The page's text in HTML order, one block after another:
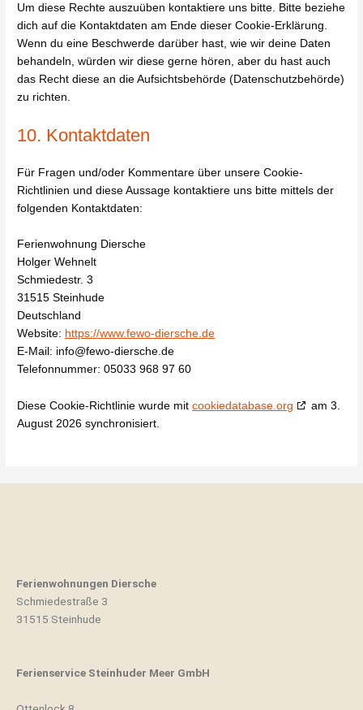
Um diese Rechte auszuüben kontaktiere uns bitte. Bitte beziehe
dich auf die Kontaktdaten am Ende dieser Cookie-Erklärung.
Wenn du eine Beschwerde darüber hast, wie wir deine Daten
behandeln, würden wir diese gerne hören, aber du hast auch
das Recht diese an die Aufsichtsbehörde (Datenschutzbehörde)
zu richten.
10. Kontaktdaten
Für Fragen und/oder Kommentare über unsere Cookie-
Richtlinien und diese Aussage kontaktiere uns bitte mittels der
folgenden Kontaktdaten:
Ferienwohnung Diersche
Holger Wehnelt
Schmiedestr. 3
31515 Steinhude
Deutschland
Website: https://www.fewo-diersche.de
E-Mail: info@fewo-diersche.de
Telefonnummer: 05033 968 97 60
Diese Cookie-Richtlinie wurde mitcookiedatabase.org
am 3.
August 2026 synchronisiert.
Ferienwohnungen Diersche
Schmiedestraße 3
31515 Steinhude
Ferienservice Steinhuder Meer GmbH